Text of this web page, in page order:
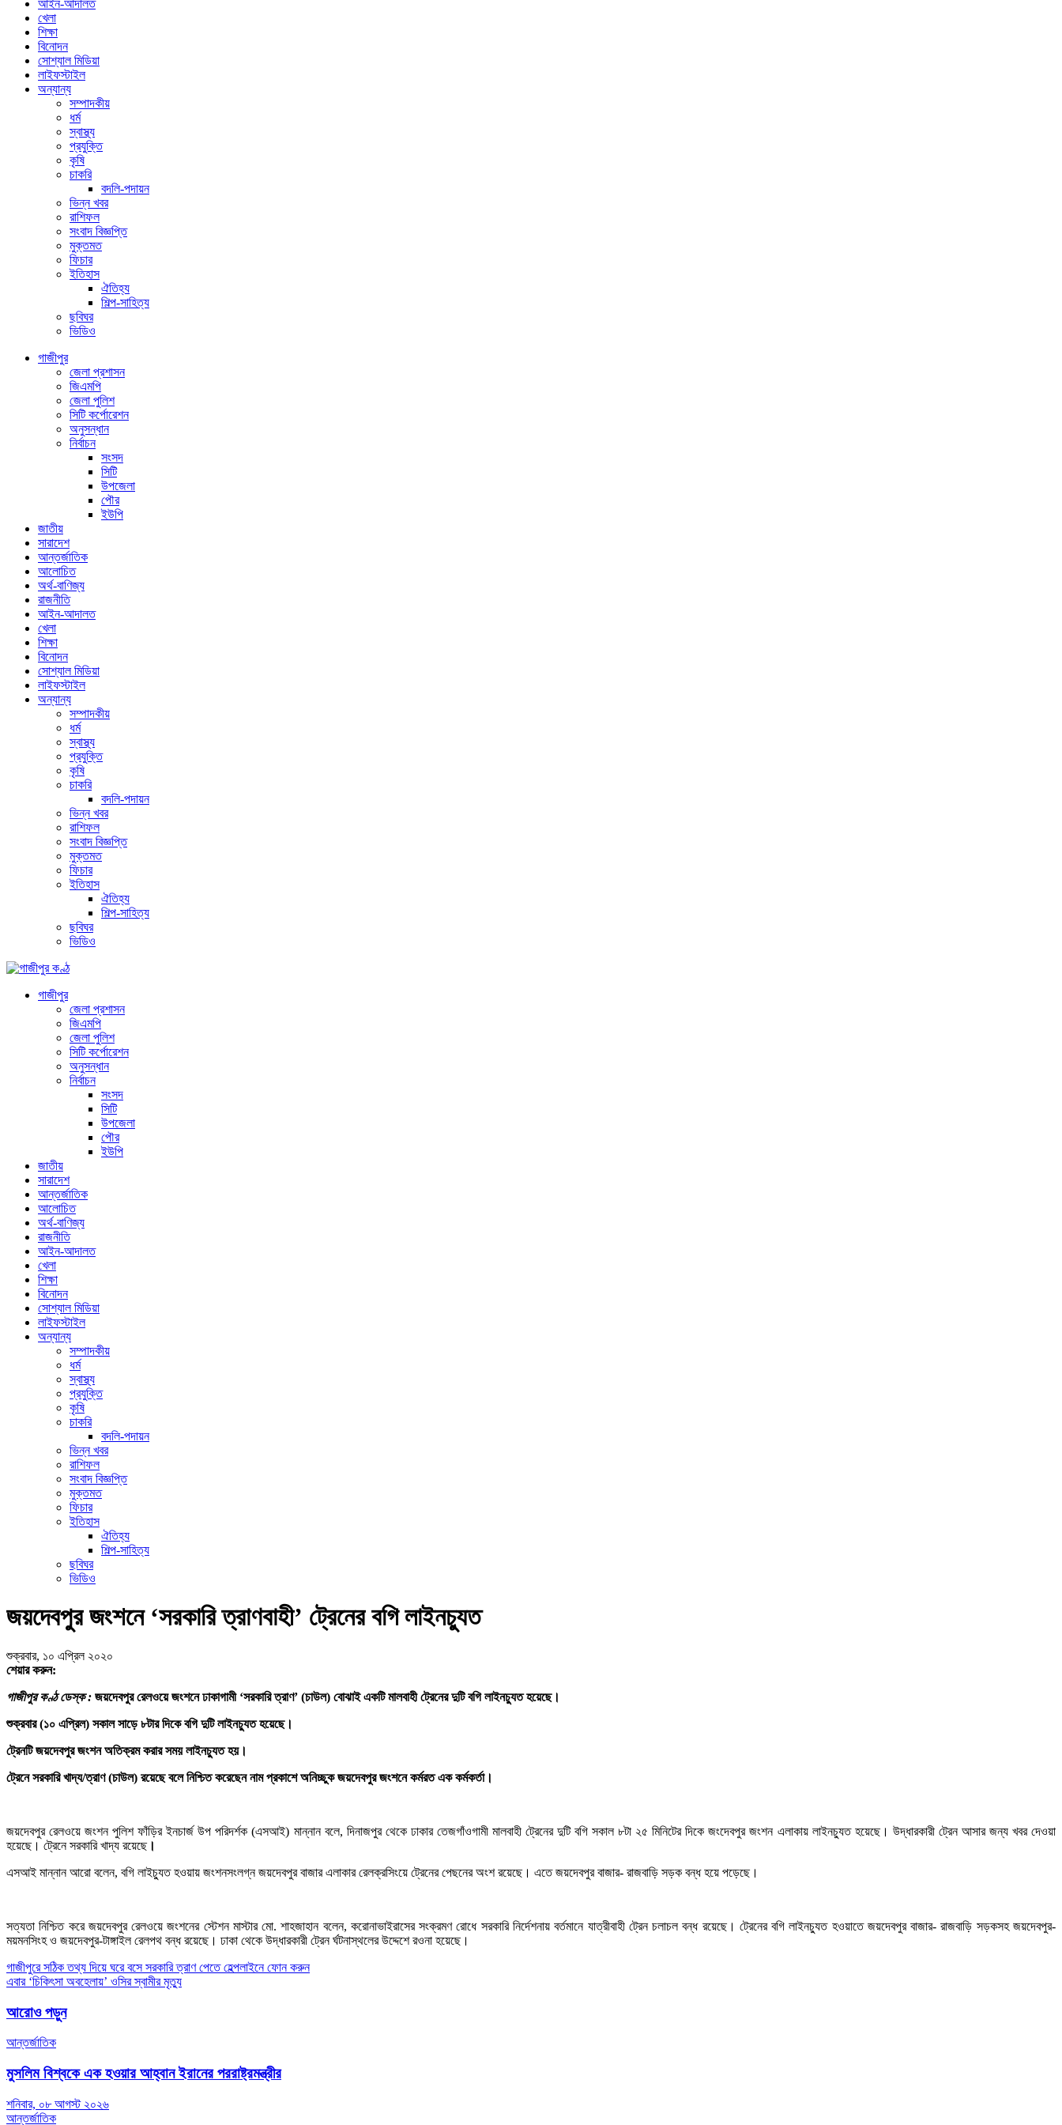
আইন-আদালত
খেলা
শিক্ষা
বিনোদন
সোশ্যাল মিডিয়া
লাইফস্টাইল
অন্যান্য
সম্পাদকীয়
ধর্ম
স্বাস্থ্য
প্রযুক্তি
কৃষি
চাকরি
বদলি-পদায়ন
ভিন্ন খবর
রাশিফল
সংবাদ বিজ্ঞপ্তি
মুক্তমত
ফিচার
ইতিহাস
ঐতিহ্য
শিল্প-সাহিত্য
ছবিঘর
ভিডিও
গাজীপুর
জেলা প্রশাসন
জিএমপি
জেলা পুলিশ
সিটি কর্পোরেশন
অনুসন্ধান
নির্বাচন
সংসদ
সিটি
উপজেলা
পৌর
ইউপি
জাতীয়
সারাদেশ
আন্তর্জাতিক
আলোচিত
অর্থ-বাণিজ্য
রাজনীতি
আইন-আদালত
খেলা
শিক্ষা
বিনোদন
সোশ্যাল মিডিয়া
লাইফস্টাইল
অন্যান্য
সম্পাদকীয়
ধর্ম
স্বাস্থ্য
প্রযুক্তি
কৃষি
চাকরি
বদলি-পদায়ন
ভিন্ন খবর
রাশিফল
সংবাদ বিজ্ঞপ্তি
মুক্তমত
ফিচার
ইতিহাস
ঐতিহ্য
শিল্প-সাহিত্য
ছবিঘর
ভিডিও
গাজীপুর
জেলা প্রশাসন
জিএমপি
জেলা পুলিশ
সিটি কর্পোরেশন
অনুসন্ধান
নির্বাচন
সংসদ
সিটি
উপজেলা
পৌর
ইউপি
জাতীয়
সারাদেশ
আন্তর্জাতিক
আলোচিত
অর্থ-বাণিজ্য
রাজনীতি
আইন-আদালত
খেলা
শিক্ষা
বিনোদন
সোশ্যাল মিডিয়া
লাইফস্টাইল
অন্যান্য
সম্পাদকীয়
ধর্ম
স্বাস্থ্য
প্রযুক্তি
কৃষি
চাকরি
বদলি-পদায়ন
ভিন্ন খবর
রাশিফল
সংবাদ বিজ্ঞপ্তি
মুক্তমত
ফিচার
ইতিহাস
ঐতিহ্য
শিল্প-সাহিত্য
ছবিঘর
ভিডিও
জয়দেবপুর জংশনে ‘সরকারি ত্রাণবাহী’ ট্রেনের বগি লাইনচ্যুত
শুক্রবার, ১০ এপ্রিল ২০২০
শেয়ার করুন:
গাজীপুর কণ্ঠ ডেস্ক : জয়দেবপুর রেলওয়ে জংশনে ঢাকাগামী ‘সরকারি ত্রাণ’ (চাউল) বোঝাই একটি মালবাহী ট্রেনের দুটি বগি লাইনচ্যুত হয়েছে।
শুক্রবার (১০ এপ্রিল) সকাল সাড়ে ৮টার দিকে বগি দুটি লাইনচ্যুত হয়েছে।
ট্রেনটি জয়দেবপুর জংশন অতিক্রম করার সময় লাইনচ্যুত হয়।
ট্রেনে সরকারি খাদ্য/ত্রাণ (চাউল) রয়েছে বলে নিশ্চিত করেছেন নাম প্রকাশে অনিচ্ছুক জয়দেবপুর জংশনে কর্মরত এক কর্মকর্তা।
জয়দেবপুর রেলওয়ে জংশন পুলিশ ফাঁড়ির ইনচার্জ উপ পরিদর্শক (এসআই) মান্নান বলে, দিনাজপুর থেকে ঢাকার তেজগাঁওগামী মালবাহী ট্রেনের দুটি বগি সকাল ৮টা ২৫ মিনিটের দিকে জংদেবপুর জংশন এলাকায় লাইনচ্যুত হয়েছে। উদ্ধারকারী ট্রেন আসার জন্য খবর দেওয়া
হয়েছে। ট্রেনে সরকারি খাদ্য রয়েছে।
এসআই মান্নান আরো বলেন, বগি লাইচ্যুত হওয়ায় জংশনসংলগ্ন জয়দেবপুর বাজার এলাকার রেলক্রসিংয়ে ট্রেনের পেছনের অংশ রয়েছে। এতে জয়দেবপুর বাজার- রাজবাড়ি সড়ক বন্ধ হয়ে পড়েছে।
সত্যতা নিশ্চিত করে জয়দেবপুর রেলওয়ে জংশনের স্টেশন মাস্টার মো. শাহজাহান বলেন, করোনাভাইরাসের সংক্রমণ রোধে সরকারি নির্দেশনায় বর্তমানে যাত্রীবাহী ট্রেন চলাচল বন্ধ রয়েছে। ট্রেনের বগি লাইনচ্যুত হওয়াতে জয়দেবপুর বাজার- রাজবাড়ি সড়কসহ জয়দেবপুর-
ময়মনসিংহ ও জয়দেবপুর-টাঙ্গাইল রেলপথ বন্ধ রয়েছে। ঢাকা থেকে উদ্ধারকারী ট্রেন র্ঘটনাস্থলের উদ্দেশে রওনা হয়েছে।
Post
navigation
গাজীপুরে সঠিক তথ্য দিয়ে ঘরে বসে সরকারি ত্রাণ পেতে হেল্পলাইনে ফোন করুন
এবার ‘চিকিৎসা অবহেলায়’ ওসির স্বামীর মৃত্যু
আরোও পড়ুন
আন্তর্জাতিক
মুসলিম বিশ্বকে এক হওয়ার আহ্বান ইরানের পররাষ্ট্রমন্ত্রীর
শনিবার, ০৮ আগস্ট ২০২৬
আন্তর্জাতিক